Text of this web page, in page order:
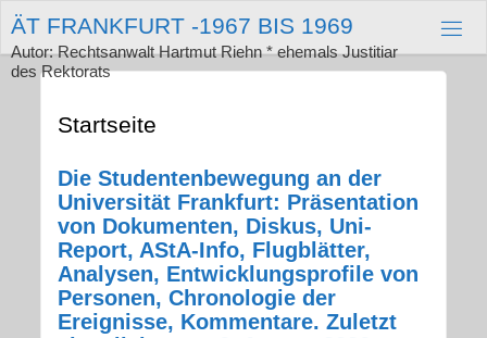
Inhalt
springen
ÄT FRANKFURT -1967 BIS 1969
Autor: Rechtsanwalt Hartmut Riehn * ehemals Justitiar
des Rektorats
Startseite
Die Studentenbewegung an der
Universität Frankfurt: Präsentation
von Dokumenten, Diskus, Uni-
Report, AStA-Info, Flugblätter,
Analysen, Entwicklungsprofile von
Personen, Chronologie der
Ereignisse, Kommentare. Zuletzt